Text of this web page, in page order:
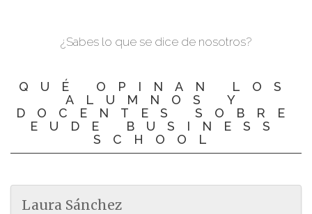
¿Sabes lo que se dice de nosotros?
QUÉ OPINAN LOS
ALUMNOS Y
DOCENTES SOBRE
EUDE BUSINESS
SCHOOL
Laura Sánchez